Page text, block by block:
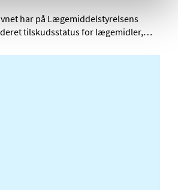
har på Lægemiddelstyrelsens
tilskudsstatus for lægemidler,…